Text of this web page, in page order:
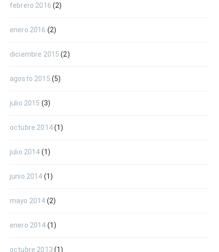
febrero 2016 (2)
enero 2016 (2)
diciembre 2015 (2)
agosto 2015 (5)
julio 2015 (3)
octubre 2014(1)
julio 2014 (1)
junio 2014 (1)
mayo 2014 (2)
enero 2014 (1)
octubre 2013 (1)